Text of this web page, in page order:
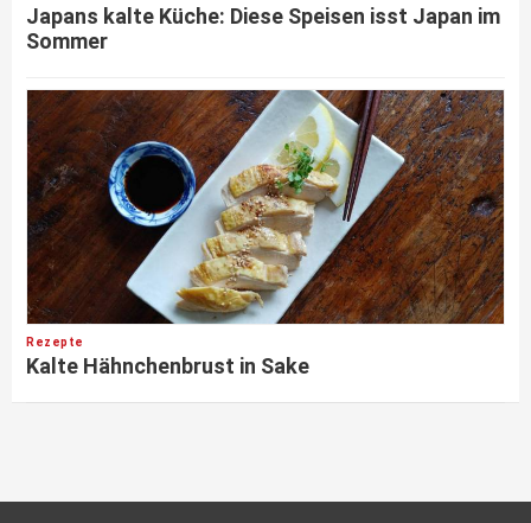
Japans kalte Küche: Diese Speisen isst Japan im
Sommer
Rezepte
Kalte Hähnchenbrust in Sake